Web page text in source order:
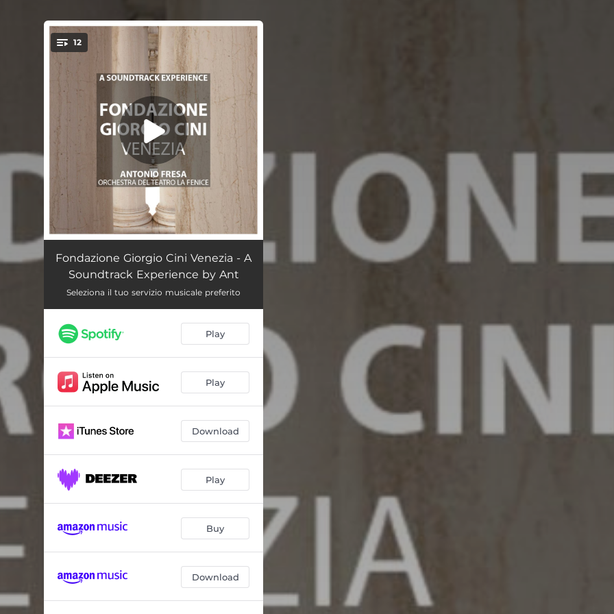
You're all set!
12
Waltz 128 (feat. Teatro La Fenice Orchestra) --
Nozze di Cana (feat. Teatro La Fenice Orchestra)
Ingenio (feat. Teatro La Fenice Orchestra) --
Domnus Abbas (feat. Teatro La Fenice Orchestra)
Agape fraterna --
Isola Memmia (feat. Teatro La Fenice Orchestra) --
Eleonora Duse Artista perfetta (feat. Teatro La Fenice Orchestra) --
Teatro aperto (feat. Teatro La Fenice Orchestra) --
Mio amatissimo Giorgio
Arrivederci San Giorgio (feat. Teatro La Fenice Orchestra) --
Fondazione Giorgio Cini Venezia - A
Soundtrack Experience by Ant
Seleziona il tuo servizio musicale preferito
Play
Play
Download
Play
Buy
Download